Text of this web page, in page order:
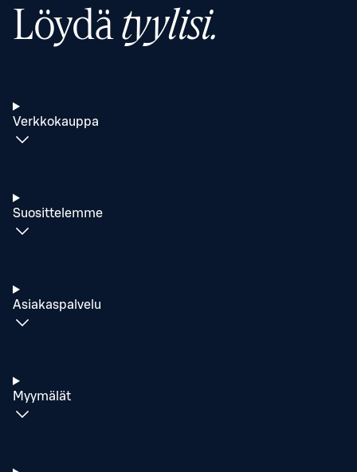
Löydätyylisi.
Verkkokauppa
Suosittelemme
Asiakaspalvelu
Myymälät